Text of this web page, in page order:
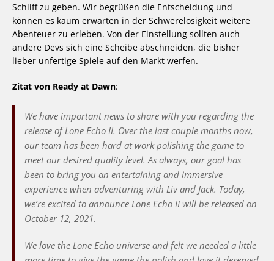
Schliff zu geben. Wir begrüßen die Entscheidung und
können es kaum erwarten in der Schwerelosigkeit weitere
Abenteuer zu erleben. Von der Einstellung sollten auch
andere Devs sich eine Scheibe abschneiden, die bisher
lieber unfertige Spiele auf den Markt werfen.
Zitat von Ready at Dawn:
We have important news to share with you regarding the
release ofLone Echo II. Over the last couple months now,
our team has been hard at work polishing the game to
meet our desired quality level. As always, our goal has
been to bring you an entertaining and immersive
experience when adventuring with Liv and Jack. Today,
we’re excited to announce Lone Echo II will be released on
October 12, 2021.
We love the Lone Echo universe and felt we needed a little